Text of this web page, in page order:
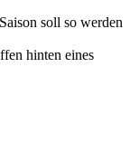
soll so werden
hinten eines